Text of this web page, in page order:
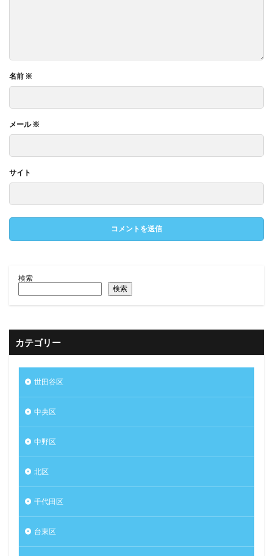
名前 ※
メール※
サイト
検索
検索
カテゴリー
世田谷区
中央区
中野区
北区
千代田区
台東区